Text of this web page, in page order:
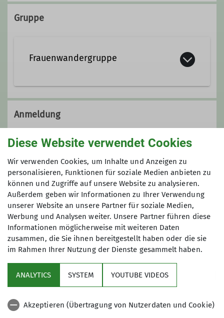
Gruppe
Frauenwandergruppe
Die Frauenwandergruppe wandert
regelmäßig am 3. Sonntag eines
Monats. Wir sind bei den
Wanderungen ca. 20 Frauen, die gerne
längere Strecken (± 20 km, 4,5 km/h)
wandern und dabei Spaß haben
wollen. Dabei ist der gemeinsame Weg
das Ziel.
Unsere Tageswanderungen führen uns
in verschiedene Regionen und die
unterschiedlichsten Naturräume in
der Mitte Deutschlands: vom
Göttinger Wald bis zum Harz oder
Solling über das Weserbergland bis
nach Nordhessen. Es tun sich immer
andere Landschaften auf, die es zu
prägen unsere Wanderungen. So
Anmeldung
Anmeldung bis 19.10.2024 12:00 an Ursula:
Anmeldung ab / bis
08.10.2024 / 19.10.2024
Sektion
Aktuelles
Diese Website verwendet Cookies
Wir verwenden Cookies, um Inhalte und Anzeigen zu
personalisieren, Funktionen für soziale Medien anbieten zu
können und Zugriffe auf unsere Website zu analysieren.
Außerdem geben wir Informationen zu Ihrer Verwendung
unserer Website an unsere Partner für soziale Medien,
Werbung und Analysen weiter. Unsere Partner führen diese
Informationen möglicherweise mit weiteren Daten
zusammen, die Sie ihnen bereitgestellt haben oder die sie
im Rahmen Ihrer Nutzung der Dienste gesammelt haben.
ANALYTICS SYSTEM YOUTUBE VIDEOS
Akzeptieren (Übertragung von Nutzerdaten und Cookie)